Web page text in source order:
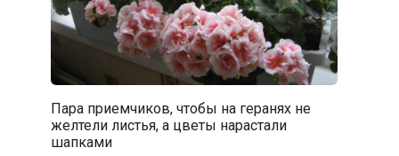
Пара приемчиков, чтобы на геранях не
желтели листья, а цветы нарастали
шапками